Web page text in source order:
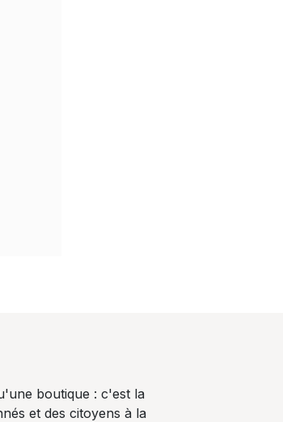
boutique : c'est la
et des citoyens à la